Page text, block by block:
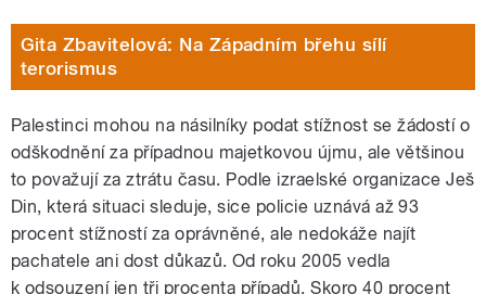
Gita Zbavitelová: Na Západním břehu sílí
terorismus
Palestinci mohou na násilníky podat stížnost se žádostí o
odškodnění za případnou majetkovou újmu, ale většinou
to považují za ztrátu času. Podle izraelské organizace Ješ
Din, která situaci sleduje, sice policie uznává až 93
procent stížností za oprávněné, ale nedokáže najít
pachatele ani dost důkazů. Od roku 2005 vedla
k odsouzení jen tři procenta případů. Skoro 40 procent